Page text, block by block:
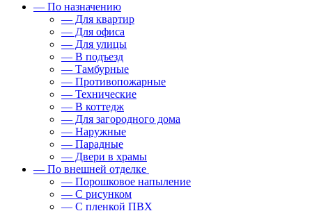
— По назначению
— Для квартир
— Для офиса
— Для улицы
— В подъезд
— Тамбурные
— Противопожарные
— Технические
— В коттедж
— Для загородного дома
— Наружные
— Парадные
— Двери в храмы
— По внешней отделке
— Порошковое напыление
— С рисунком
— С пленкой ПВХ